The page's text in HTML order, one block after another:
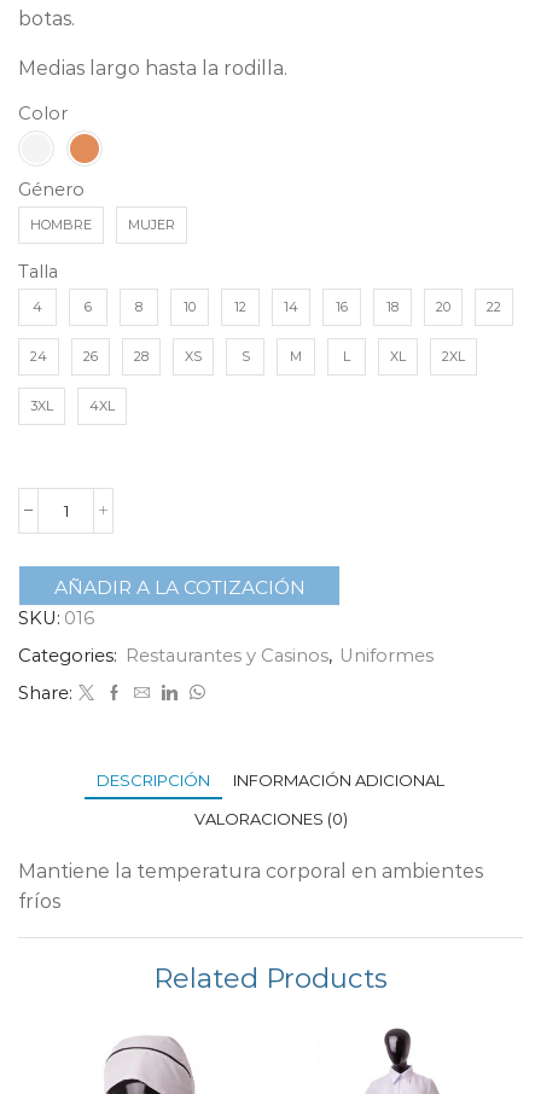
botas.
Medias largo hasta la rodilla.
Color
Género
HOMBRE MUJER
Talla
4 6 8 10 12 14 16 18 20 22
24 26 28 XS S M L XL 2XL
3XL 4XL
AÑADIR A LA COTIZACIÓN
SKU: 016
Categories: Restaurantes y Casinos, Uniformes
Share:
DESCRIPCIÓN
INFORMACIÓN ADICIONAL
VALORACIONES (0)
Mantiene la temperatura corporal en ambientes
fríos
Related Products